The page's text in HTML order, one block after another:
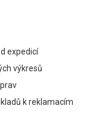
expedicí
výkresů
k reklamacím